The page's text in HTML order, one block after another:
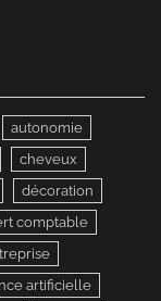
autonomie
cheveux
décoration
comptable
artificielle